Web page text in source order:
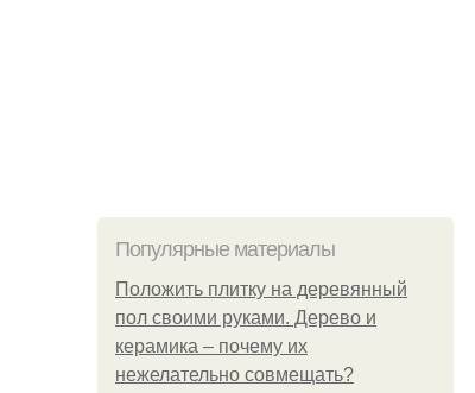
Популярные материалы
Положить плитку на деревянный
пол своими руками. Дерево и
керамика – почему их
нежелательно совмещать?